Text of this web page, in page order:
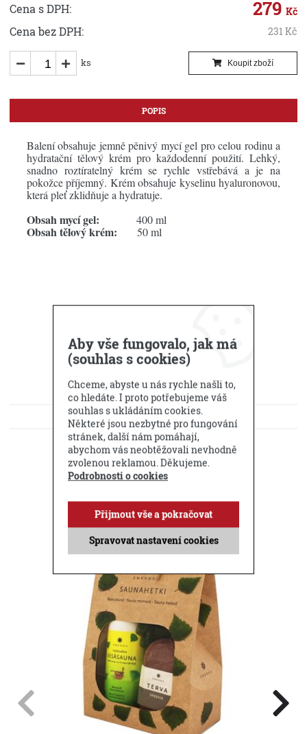
Cena s DPH:
279 Kč
Cena bez DPH: 231Kč
ks Koupit zboží
POPIS
Balení obsahuje jemně pěnivý mycí gel pro celou rodinu a
hydratační tělový krém pro každodenní použití. Lehký,
snadno roztíratelný krém se rychle vstřebává a je na
pokožce příjemný. Krém obsahuje kyselinu hyaluronovou,
která pleť zklidňuje a hydratuje.
Obsah mycí gel: 400 ml
Obsah tělový krém: 50 ml
KE STAŽENÍ
DOTAZ PRODEJCI
Příbuzné produkty
Aby vše fungovalo, jak má
(souhlas s cookies)
Chceme, abyste u nás rychle našli to,
co hledáte. I proto potřebujeme váš
souhlas s ukládáním cookies.
Některé jsou nezbytné pro fungování
stránek, další nám pomáhají,
abychom vás neobtěžovali nevhodně
zvolenou reklamou. Děkujeme.
Podrobnosti o cookies
Spravovat nastavení cookies
Přijmout vše a pokračovat